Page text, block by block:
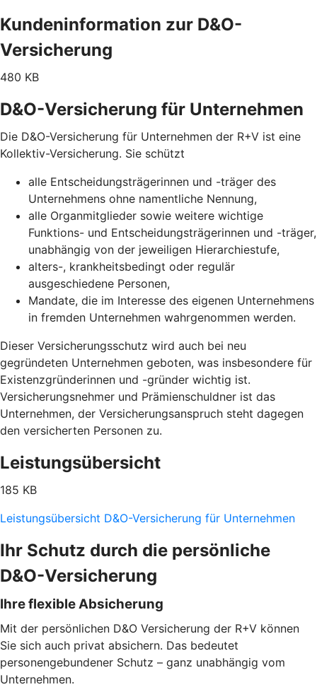
Kundeninformation zur D&O-
Versicherung
480 KB
D&O-Versicherung für Unternehmen
Die D&O-Versicherung für Unternehmen der R+V ist eine
Kollektiv-Versicherung. Sie schützt
alle Entscheidungsträgerinnen und -träger des
Unternehmens ohne namentliche Nennung,
alle Organmitglieder sowie weitere wichtige
Funktions- und Entscheidungsträgerinnen und -träger,
unabhängig von der jeweiligen Hierarchiestufe,
alters-, krankheitsbedingt oder regulär
ausgeschiedene Personen,
Mandate, die im Interesse des eigenen Unternehmens
in fremden Unternehmen wahrgenommen werden.
Dieser Versicherungsschutz wird auch bei neu
gegründeten Unternehmen geboten, was insbesondere für
Existenzgründerinnen und -gründer wichtig ist.
Versicherungsnehmer und Prämienschuldner ist das
Unternehmen, der Versicherungsanspruch steht dagegen
den versicherten Personen zu.
Leistungsübersicht
185 KB
Leistungsübersicht D&O-Versicherung für Unternehmen
Ihr Schutz durch die persönliche
D&O-Versicherung
Ihre flexible Absicherung
Mit der persönlichen D&O Versicherung der R+V können
Sie sich auch privat absichern. Das bedeutet
personengebundener Schutz – ganz unabhängig vom
Unternehmen.